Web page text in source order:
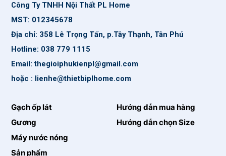
Công Ty TNHH Nội Thất PL Home
MST: 012345678
Địa chỉ: 358 Lê Trọng Tấn, p.Tây Thạnh, Tân Phú
Hotline: 038 779 1115
Email: thegioiphukienpl@gmail.com
hoặc : lienhe@thietbiplhome.com
Gạch ốp lát
Gương
Máy nước nóng
Sản phẩm
Hướng dẫn mua hàng
Hướng dẫn chọn Size